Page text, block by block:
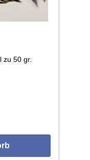
zu 50 gr.